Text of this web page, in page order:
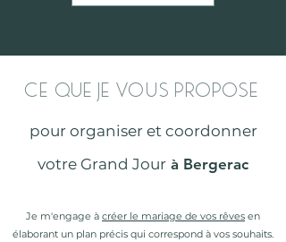
CE QUE JE VOUS PROPOSE
pour organiser et coordonner
votre Grand Jour à Bergerac
Je m'engage à créer le mariage de vos rêves en
élaborant un plan précis qui correspond à vos souhaits.